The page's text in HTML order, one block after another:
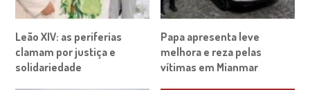
Leão XIV: as periferias
clamam por justiça e
solidariedade
Papa apresenta leve
melhora e reza pelas
vítimas em Mianmar